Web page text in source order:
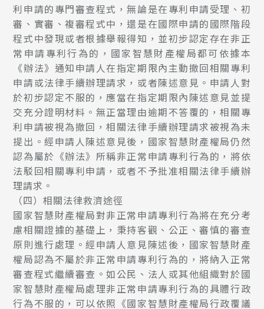
利申請的專門審查程式，無論是在專利申請受理、初
審、實審、複審程式中，還是在國際申請的國際階段
程式中發現或者根據舉報得知，並初步認定存在非正
常申請專利行為的，國家智慧財產權局都可依據本
《辦法》通知申請人在指定期限內主動撤回相關專利
申請或法律手續辦理請求，或者陳述意見。申請人對
於初步認定不服的，應當在指定期限內陳述意見並提
交充分證明材料。無正當理由逾期不答覆的，相關專
利申請被視為撤回，相關法律手續辦理請求被視為未
提出。經申請人陳述意見後，國家智慧財產權局仍然
認為屬於《辦法》所稱非正常申請專利行為的，將依
法駁回相關專利申請，或者不予批准相關法律手續辦
理請求。
（四）相關法律救濟途徑
國家智慧財產權局對非正常申請專利行為將在充分考
慮相關證據的基礎上，秉持客觀、公正、審慎的審查
原則進行處理。經申請人意見陳述後，國家智慧財產
權局認為不屬於非正常申請專利行為的，將納入正常
審查程式繼續審查。如公民、法人或其他組織對於國
家智慧財產權局處理非正常申請專利行為的具體行政
行為不服的，可以依照《國家智慧財產權局行政覆議